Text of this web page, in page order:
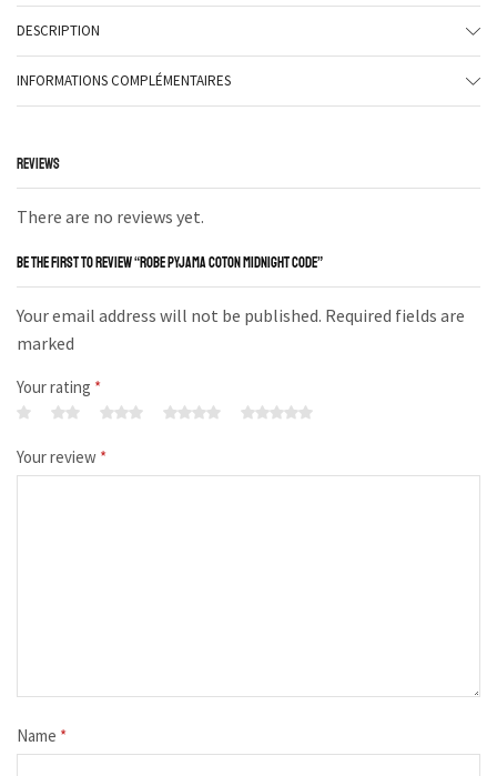
DESCRIPTION
INFORMATIONS COMPLÉMENTAIRES
REVIEWS
There are no reviews yet.
BE THE FIRST TO REVIEW “ROBE PYJAMA COTON MIDNIGHT CODE”
Your email address will not be published. Required fields are
marked
Your rating *
Your review *
Name *